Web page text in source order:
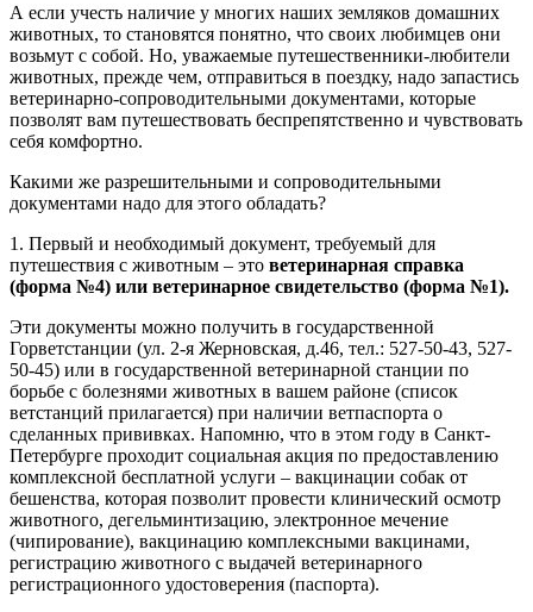
А если учесть наличие у многих наших земляков домашних
животных, то становятся понятно, что своих любимцев они
возьмут с собой. Но, уважаемые путешественники-любители
животных, прежде чем, отправиться в поездку, надо запастись
ветеринарно-сопроводительными документами, которые
позволят вам путешествовать беспрепятственно и чувствовать
себя комфортно.
Какими же разрешительными и сопроводительными
документами надо для этого обладать?
1. Первый и необходимый документ, требуемый для
путешествия с животным – это ветеринарная справка
(форма №4) или ветеринарное свидетельство (форма №1).
Эти документы можно получить в государственной
Горветстанции (ул. 2-я Жерновская, д.46, тел.: 527-50-43, 527-
50-45) или в государственной ветеринарной станции по
борьбе с болезнями животных в вашем районе (список
ветстанций прилагается) при наличии ветпаспорта о
сделанных прививках. Напомню, что в этом году в Санкт-
Петербурге проходит социальная акция по предоставлению
комплексной бесплатной услуги – вакцинации собак от
бешенства, которая позволит провести клинический осмотр
животного, дегельминтизацию, электронное мечение
(чипирование), вакцинацию комплексными вакцинами,
регистрацию животного с выдачей ветеринарного
регистрационного удостоверения (паспорта).